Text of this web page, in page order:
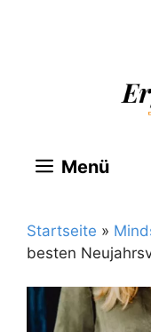
Menü
Startseite »
besten